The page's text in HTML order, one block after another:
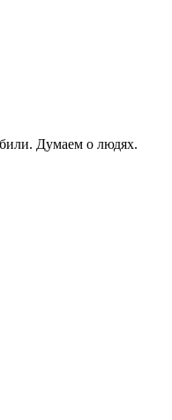
Думаем о людях.